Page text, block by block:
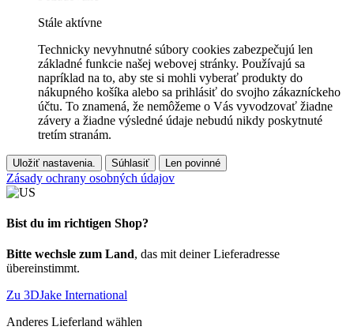
Stále aktívne
Technicky nevyhnutné súbory cookies zabezpečujú len
základné funkcie našej webovej stránky. Používajú sa
napríklad na to, aby ste si mohli vyberať produkty do
nákupného košíka alebo sa prihlásiť do svojho zákazníckeho
účtu. To znamená, že nemôžeme o Vás vyvodzovať žiadne
závery a žiadne výsledné údaje nebudú nikdy poskytnuté
tretím stranám.
Uložiť nastavenia. Súhlasiť Len povinné
Zásady ochrany osobných údajov
Bist du im richtigen Shop?
Bitte wechsle zum Land, das mit deiner Lieferadresse
übereinstimmt.
Zu 3DJake International
Anderes Lieferland wählen